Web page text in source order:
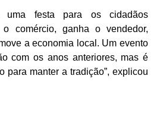
uma festa para os cidadãos
o comércio, ganha o vendedor,
a economia local. Um evento
com os anos anteriores, mas é
para manter a tradição”, explicou